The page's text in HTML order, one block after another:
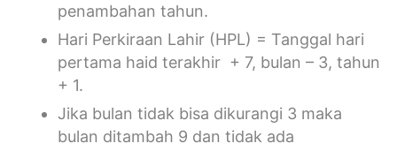
penambahan tahun.
Hari Perkiraan Lahir (HPL) = Tanggal hari
pertama haid terakhir + 7, bulan – 3, tahun
+ 1.
Jika bulan tidak bisa dikurangi 3 maka
bulan ditambah 9 dan tidak ada